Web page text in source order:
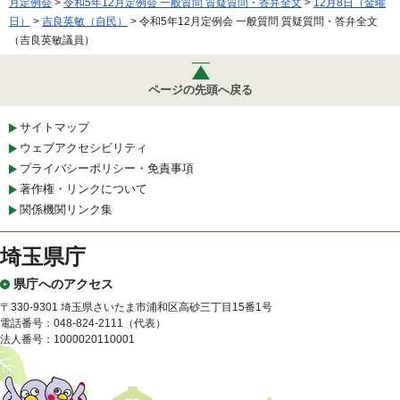
日）
> 吉良英敏（自民）
> 令和5年12月定例会 一般質問 質疑質問・答弁全文
（吉良英敏議員）
ページの先頭へ戻る
サイトマップ
ウェブアクセシビリティ
プライバシーポリシー・免責事項
著作権・リンクについて
関係機関リンク集
埼玉県庁
県庁へのアクセス
〒330-9301 埼玉県さいたま市浦和区高砂三丁目15番1号
電話番号：048-824-2111（代表）
法人番号：1000020110001